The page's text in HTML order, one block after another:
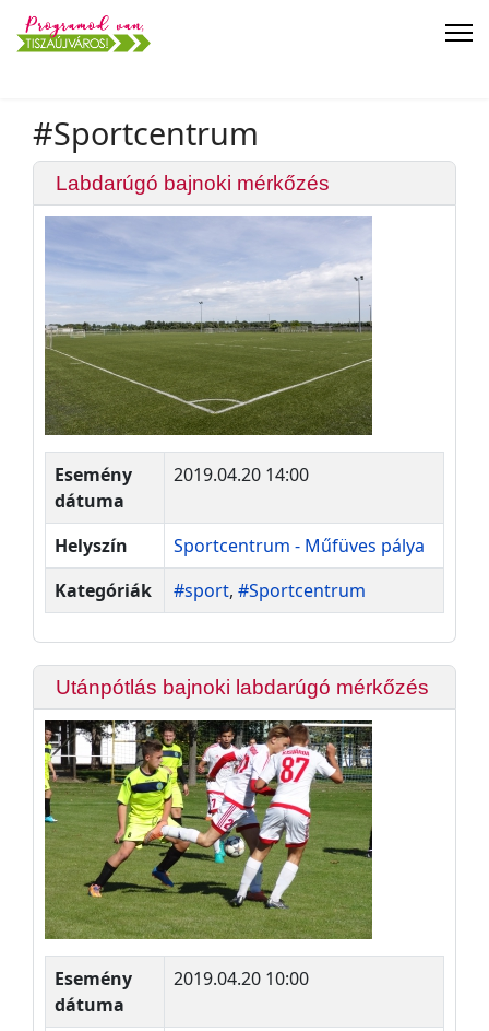
#Sportcentrum
Labdarúgó bajnoki mérkőzés
Esemény
dátuma
2019.04.20 14:00
Helyszín
Sportcentrum - Műfüves pálya
Kategóriák
#sport, #Sportcentrum
Utánpótlás bajnoki labdarúgó mérkőzés
Esemény
dátuma
2019.04.20 10:00